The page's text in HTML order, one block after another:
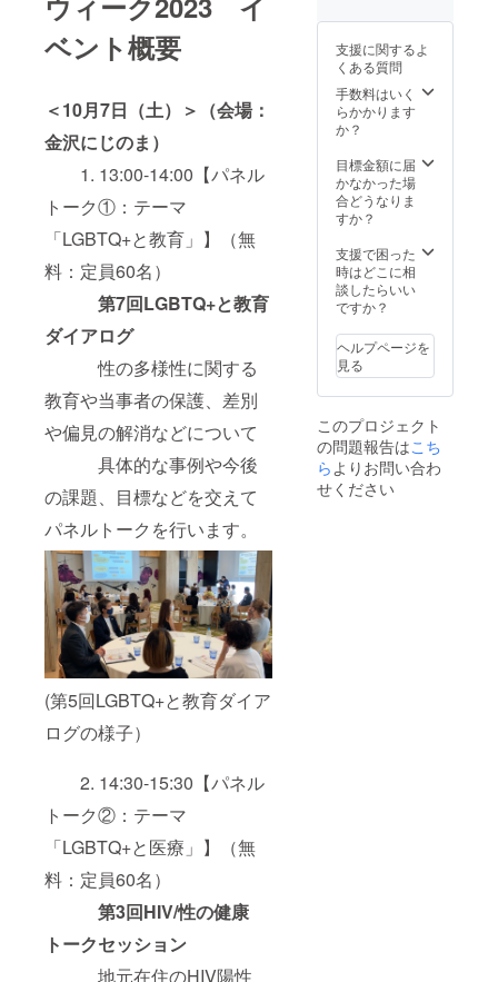
ベント概要
＜10月7日（土）＞（会場：
金沢にじのま）
1. 13:00-14:00【パネル
トーク①：テーマ
「LGBTQ+と教育」】（無
料：定員60名）
第7回LGBTQ+と教育
ダイアログ
性の多様性に関する
教育や当事者の保護、差別
や偏見の解消などについて
具体的な事例や今後
の課題、目標などを交えて
パネルトークを行います。
(第5回LGBTQ+と教育ダイア
ログの様子）
2. 14:30-15:30【パネル
トーク②：テーマ
「LGBTQ+と医療」】（無
料：定員60名）
第3回HIV/性の健康
トークセッション
地元在住のHIV陽性
には酒
類との
交換に
はご利
用いた
だけま
了承く
ださ
い。
に関し
ては、
年齢を
確認さ
ただい
ま
す。）
※使用期
限は
2024年
4月まで
です。
のま」
ドリン
ク無料
券】 ※
交換し
ていた
クの種
類は、
「金沢
メ
ニュー
に準じ
ます。
満の方
には酒
類との
交換に
用いた
だけま
せんの
で、ご
M 身
幅 52㎝
肩幅46
㎝ 着丈
69㎝ 袖
丈20㎝
肩幅50
㎝ 着丈
73㎝ 袖
身幅 63
㎝ 肩幅
57㎝ 着
丈81㎝
㎝
【「金
沢にじ
のま」
ク無料
券】 ※
交換し
ていた
だける
ブラン
オル】
金沢レ
イン
ボープ
ライド
グッズ
となっ
た、オ
フィ
ロゴ入
りタオ
ルで
す。 タ
は国産
高級タ
オルの
生産地
有名な
「今
治」ブ
ランド
を使
ました方は、当
日会場へ直接お
越しください。
※備考欄には、必
ずご参加される
「もうお一人の
方」のお名前を
ご記入ください
支援に関するよ
くある質問
手数料はいく
らかかります
か？
目標金額に届
かなかった場
合どうなりま
すか？
支援で困った
時はどこに相
談したらいい
ですか？
ヘルプページを
見る
このプロジェクト
の問題報告はこち
ら よりお問い合わ
せください